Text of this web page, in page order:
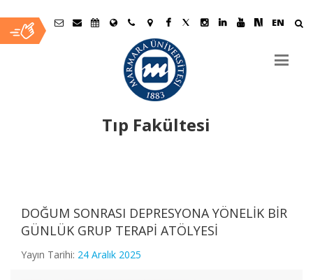
EN
Tıp Fakültesi
İçerikDOĞUM SONRASI DEPRESYONA YÖNELİK BİR
GÜNLÜK GRUP TERAPİ ATÖLYESİ
Yayın Tarihi: 24 Aralık 2025